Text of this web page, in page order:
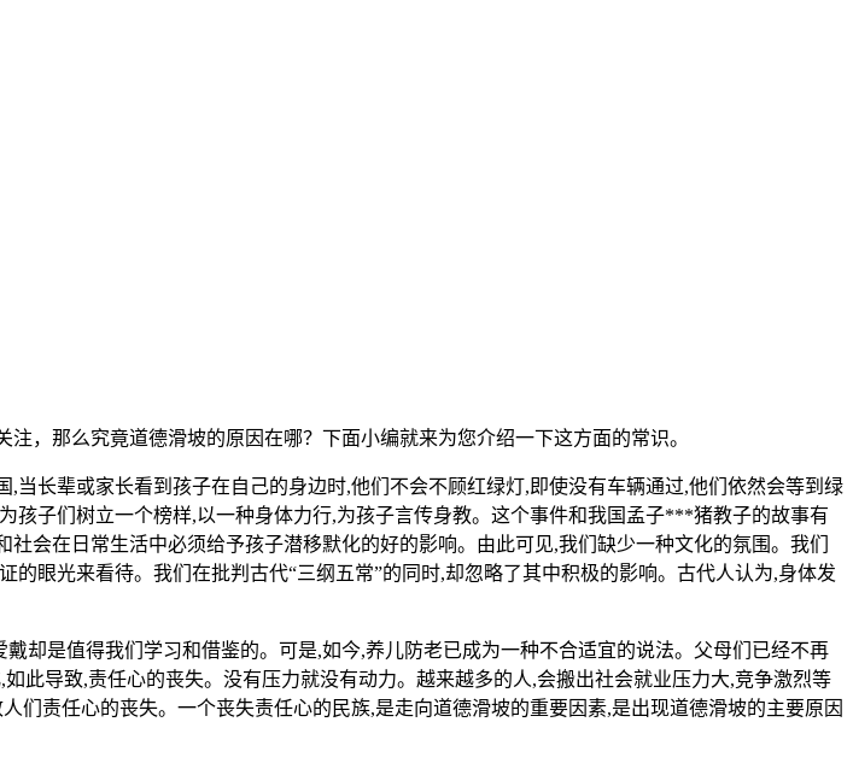
，那么究竟道德滑坡的原因在哪？下面小编就来为您介绍一下这方面的常识。
长辈或家长看到孩子在自己的身边时,他们不会不顾红绿灯,即使没有车辆通过,他们依然会等到绿
子们树立一个榜样,以一种身体力行,为孩子言传身教。这个事件和我国孟子***猪教子的故事有
会在日常生活中必须给予孩子潜移默化的好的影响。由此可见,我们缺少一种文化的氛围。我们
眼光来看待。我们在批判古代“三纲五常”的同时,却忽略了其中积极的影响。古代人认为,身体发
却是值得我们学习和借鉴的。可是,如今,养儿防老已成为一种不合适宜的说法。父母们已经不再
此导致,责任心的丧失。没有压力就没有动力。越来越多的人,会搬出社会就业压力大,竞争激烈等
责任心的丧失。一个丧失责任心的民族,是走向道德滑坡的重要因素,是出现道德滑坡的主要原因